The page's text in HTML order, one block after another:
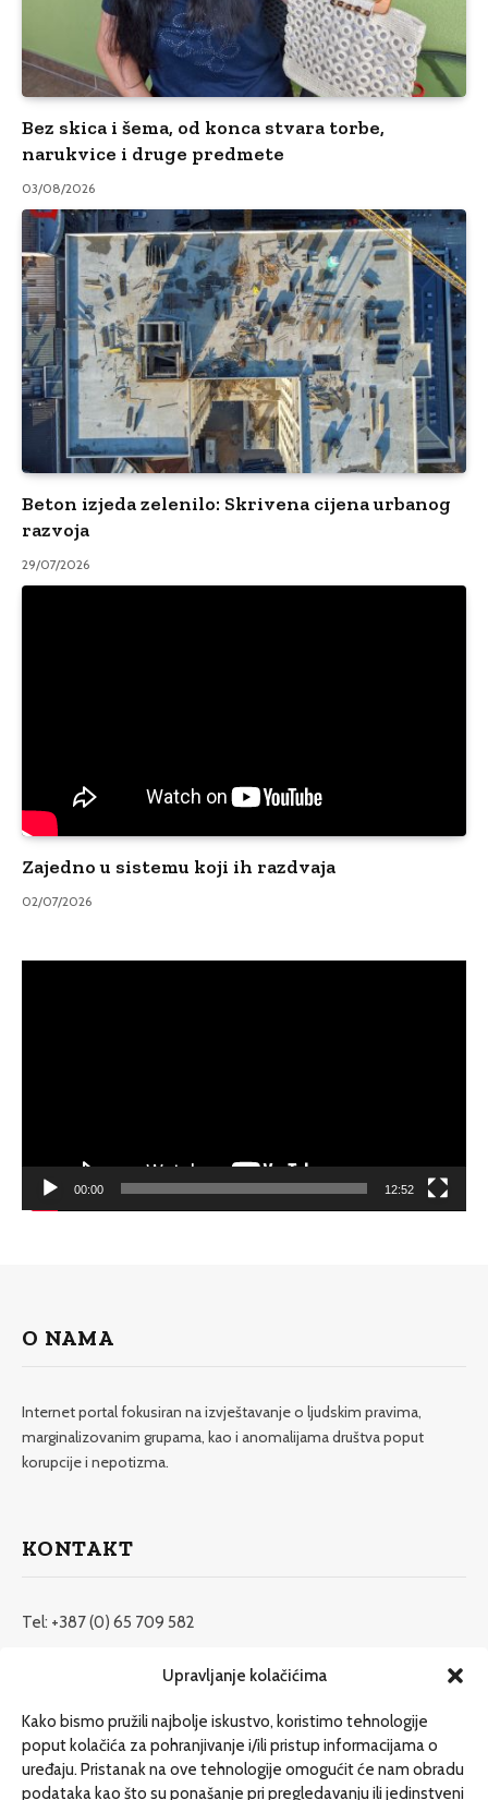
Upravljanje kolačićima
Kako bismo pružili najbolje iskustvo, koristimo tehnologije
poput kolačića za pohranjivanje i/ili pristup informacijama o
uređaju. Pristanak na ove tehnologije omogućit će nam obradu
podataka kao što su ponašanje pri pregledavanju ili jedinstveni
Bez skica i šema, od konca stvara torbe,
narukvice i druge predmete
03/08/2026
Beton izjeda zelenilo: Skrivena cijena urbanog
razvoja
29/07/2026
Zajedno u sistemu koji ih razdvaja
02/07/2026
00:00 12:52
O NAMA
Internet portal fokusiran na izvještavanje o ljudskim pravima,
marginalizovanim grupama, kao i anomalijama društva poput
korupcije i nepotizma.
KONTAKT
Tel: +387 (0) 65 709 582
redakcija@etrafika.net
Dosije